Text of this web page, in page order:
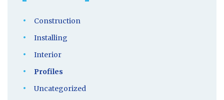
Construction
Installing
Interior
Profiles
Uncategorized